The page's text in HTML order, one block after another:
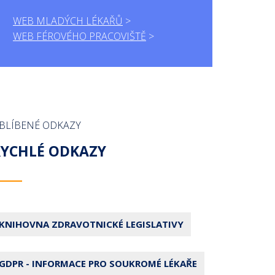
WEB MLADÝCH LÉKAŘŮ
WEB FÉROVÉHO PRACOVIŠTĚ
ODKAZY
ODKAZY
ZDRAVOTNICKÉ LEGISLATIVY
- INFORMACE PRO SOUKROMÉ LÉKAŘE